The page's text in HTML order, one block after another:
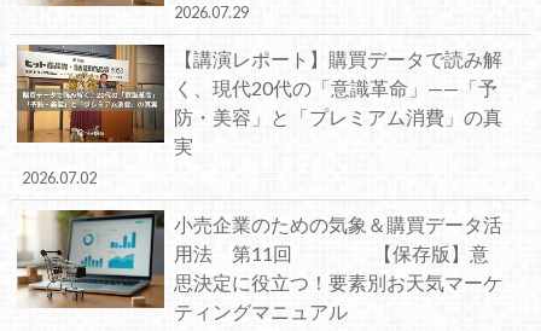
2026.07.29
【講演レポート】購買データで読み解
く、現代20代の「意識革命」——「予
防・美容」と「プレミアム消費」の真
実
2026.07.02
小売企業のための気象＆購買データ活
用法 第11回 【保存版】意
思決定に役立つ！要素別お天気マーケ
ティングマニュアル